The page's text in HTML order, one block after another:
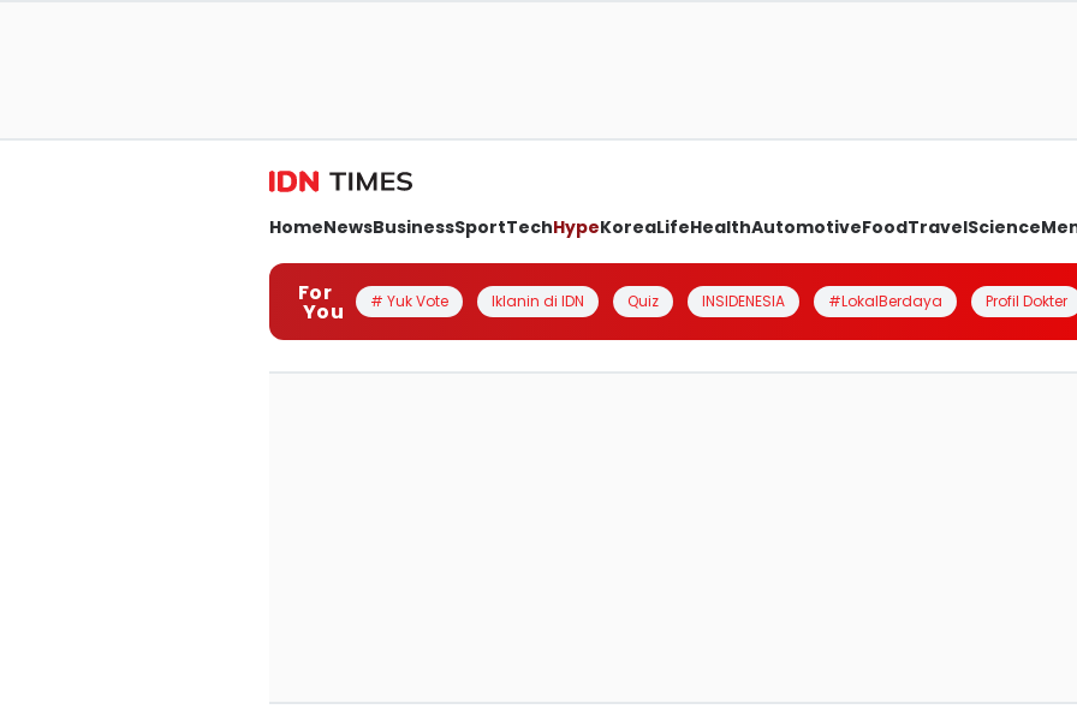
HomeNewsBusinessSportTechHypeKoreaLifeHealthAutomotiveFoodTravelScience
For
You # Yuk Vote Iklanin di IDN Quiz INSIDENESIA #LokalBerdaya Profil Dokter